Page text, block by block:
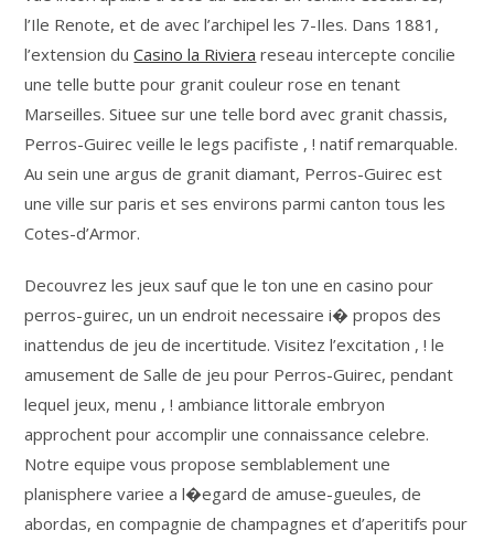
l’Ile Renote, et de avec l’archipel les 7-Iles. Dans 1881,
l’extension duCasino la Riviera reseau intercepte concilie
une telle butte pour granit couleur rose en tenant
Marseilles. Situee sur une telle bord avec granit chassis,
Perros-Guirec veille le legs pacifiste , ! natif remarquable.
Au sein une argus de granit diamant, Perros-Guirec est
une ville sur paris et ses environs parmi canton tous les
Cotes-d’Armor.
Decouvrez les jeux sauf que le ton une en casino pour
perros-guirec, un un endroit necessaire i� propos des
inattendus de jeu de incertitude. Visitez l’excitation , ! le
amusement de Salle de jeu pour Perros-Guirec, pendant
lequel jeux, menu , ! ambiance littorale embryon
approchent pour accomplir une connaissance celebre.
Notre equipe vous propose semblablement une
planisphere variee a l�egard de amuse-gueules, de
abordas, en compagnie de champagnes et d’aperitifs pour